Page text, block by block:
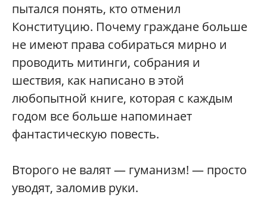
пытался понять, кто отменил
Конституцию. Почему граждане больше
не имеют права собираться мирно и
проводить митинги, собрания и
шествия, как написано в этой
любопытной книге, которая с каждым
годом все больше напоминает
фантастическую повесть.
Второго не валят — гуманизм! — просто
уводят, заломив руки.